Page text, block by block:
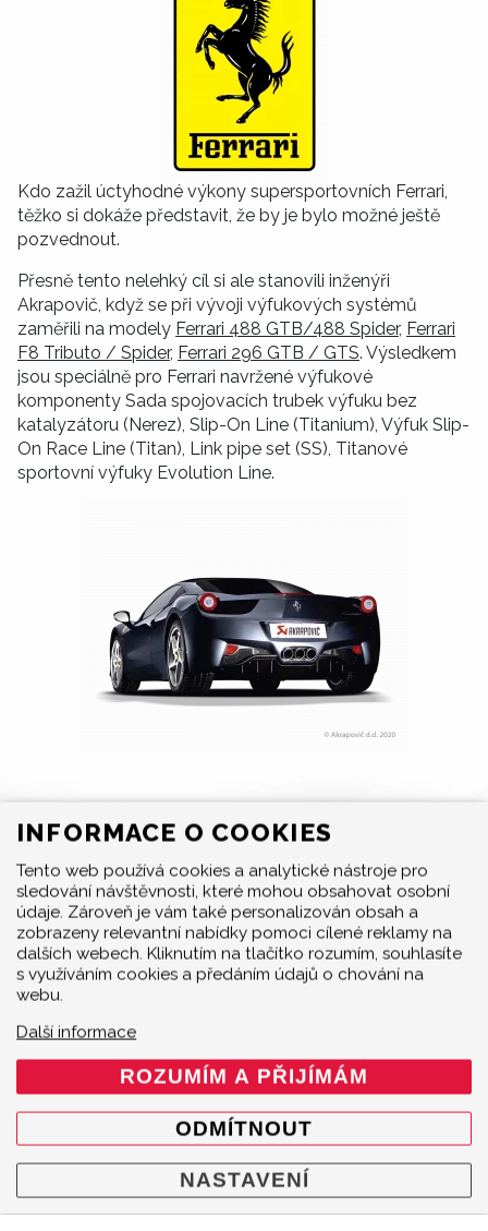
Kdo zažil úctyhodné výkony supersportovních Ferrari,
těžko si dokáže představit, že by je bylo možné ještě
pozvednout.
Přesně tento nelehký cíl si ale stanovili inženýři
Akrapovič, když se při vývoji výfukových systémů
zaměřili na modely Ferrari 488 GTB/488 Spider, Ferrari
F8 Tributo / Spider, Ferrari 296 GTB / GTS. Výsledkem
jsou speciálně pro Ferrari navržené výfukové
komponenty Sada spojovacích trubek výfuku bez
katalyzátoru (Nerez), Slip-On Line (Titanium), Výfuk Slip-
On Race Line (Titan), Link pipe set (SS), Titanové
sportovní výfuky Evolution Line.
MENU
Produkty
O značce
Multimedia
O nás
Prodejci
Cookie policy
Mapa webu
INFORMACE O COOKIES
Tento web používá cookies a analytické nástroje pro
sledování návštěvnosti, které mohou obsahovat osobní
údaje. Zároveň je vám také personalizován obsah a
zobrazeny relevantní nabídky pomoci cílené reklamy na
dalších webech. Kliknutím na tlačítko rozumím, souhlasíte
s využíváním cookies a předáním údajů o chování na
webu.
Další informace
ROZUMÍM A PŘIJÍMÁM
ODMÍTNOUT
NASTAVENÍ